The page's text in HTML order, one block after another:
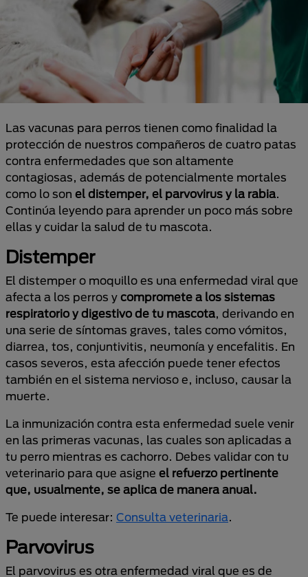
Las vacunas para perros tienen como finalidad la
protección de nuestros compañeros de cuatro patas
contra enfermedades que son altamente
contagiosas, además de potencialmente mortales
como lo son el distemper, el parvovirus y la rabia.
Continúa leyendo para aprender un poco más sobre
ellas y cuidar la salud de tu mascota.
Distemper
El distemper o moquillo es una enfermedad viral que
afecta a los perros y compromete a los sistemas
respiratorio y digestivo de tu mascota, derivando en
una serie de síntomas graves, tales como vómitos,
diarrea, tos, conjuntivitis, neumonía y encefalitis. En
casos severos, esta afección puede tener efectos
también en el sistema nervioso e, incluso, causar la
muerte.
La inmunización contra esta enfermedad suele venir
en las primeras vacunas, las cuales son aplicadas a
tu perro mientras es cachorro. Debes validar con tu
veterinario para que asigne el refuerzo pertinente
que, usualmente, se aplica de manera anual.
Te puede interesar: Consulta veterinaria.
Parvovirus
El parvovirus es otra enfermedad viral que es de